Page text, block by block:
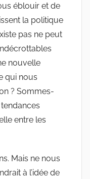
éblouir et de
la politique
pas ne peut
nouvelle
qui nous
? Sommes-
entre les
Mais ne nous
à l’idée de